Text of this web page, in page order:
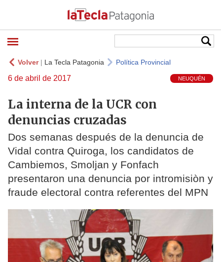
Volver| La Tecla Patagonia Política Provincial
6 de abril de 2017 NEUQUÉN
La interna de la UCR con
denuncias cruzadas
Dos semanas después de la denuncia de
Vidal contra Quiroga, los candidatos de
Cambiemos, Smoljan y Fonfach
presentaron una denuncia por intromisiòn y
fraude electoral contra referentes del MPN